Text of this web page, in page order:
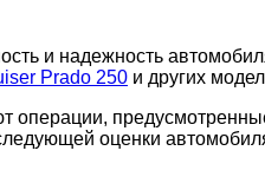
и надежность
Prado 250 и других
оценки